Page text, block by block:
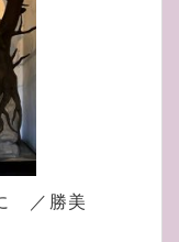
／勝美